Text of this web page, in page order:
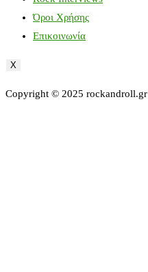
Όροι Χρήσης
Επικοινωνία
X
Copyright © 2025 rockandroll.gr